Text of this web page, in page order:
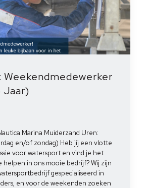
Weekendmedewerker
Jaar)
Marina Muiderzand Uren:
en/of zondag) Heb jij een vlotte
voor watersport en vind je het
helpen in ons mooie bedrijf? Wij zijn
gespecialiseerd in
en voor de weekenden zoeken